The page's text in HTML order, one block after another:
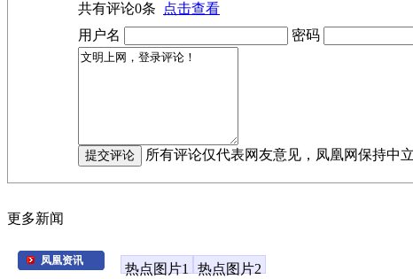
共有评论0条
点击查看
用户名
密码
所有评论仅代表网友意见，凤凰网保持中立
更多新闻
凤凰资讯
热点图片1 热点图片2